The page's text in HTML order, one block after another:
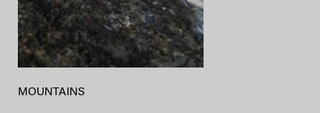
MOUNTAINS